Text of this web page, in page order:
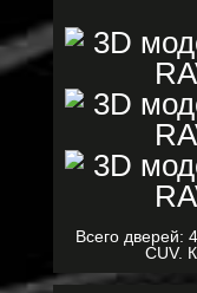
Всего дверей:
CUV.